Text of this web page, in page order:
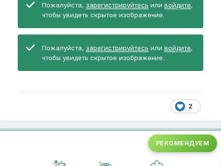
Пожалуйста, зарегистрируйтесь или войдите,
чтобы увидеть скрытое изображение.
Пожалуйста, зарегистрируйтесь или войдите,
чтобы увидеть скрытое изображение.
2
РЕКОМЕНДУЕМ